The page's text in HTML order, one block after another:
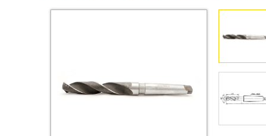
Дюймовый крепёж